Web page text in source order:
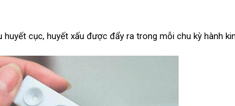
cục, huyết xấu được đẩy ra trong mỗi chu kỳ hành